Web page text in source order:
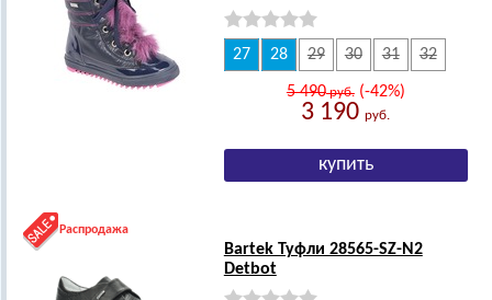
27 28 29 30 31 32
5 490руб.(-42%)
3 190руб.
Распродажа
Bartek Туфли 28565-SZ-N2
Detbot